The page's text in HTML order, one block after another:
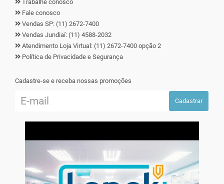
Trabalhe conosco
Fale conosco
Vendas SP: (11) 2672-7400
Vendas Jundiaí: (11) 4588-2032
Atendimento Loja Virtual: (11) 2672-7400 opção 2
Política de Privacidade e Segurança
Cadastre-se e receba nossas promoções
Cadastrar